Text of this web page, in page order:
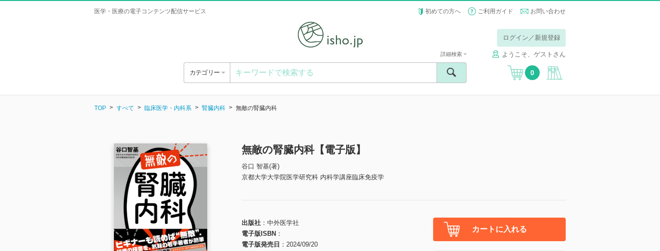
医学・医療の電子コンテンツ配信サービス 初めての方へ ご利用ガイド お問い合わせ
ログイン／新規登録
ようこそ、ゲストさん
カテゴリー
詳細検索
0
TOP すべて 臨床医学・内科系 腎臓内科 無敵の腎臓内科
無敵の腎臓内科【電子版】
谷口 智基(著)
京都大学大学院医学研究科 内科学講座臨床免疫学
出版社
中外医学社
電子版ISBN
電子版発売日
2024/09/20
カートに入れる